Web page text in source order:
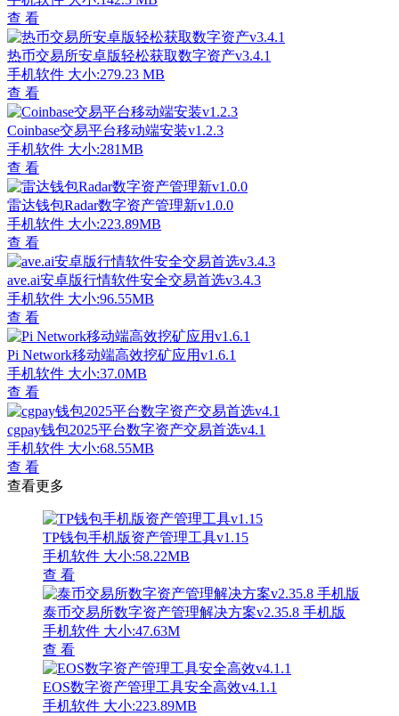
查 看
热币交易所安卓版轻松获取数字资产v3.4.1
手机软件 大小:279.23 MB
查 看
Coinbase交易平台移动端安装v1.2.3
手机软件 大小:281MB
查 看
雷达钱包Radar数字资产管理新v1.0.0
手机软件 大小:223.89MB
查 看
ave.ai安卓版行情软件安全交易首选v3.4.3
手机软件 大小:96.55MB
查 看
Pi Network移动端高效挖矿应用v1.6.1
手机软件 大小:37.0MB
查 看
cgpay钱包2025平台数字资产交易首选v4.1
手机软件 大小:68.55MB
查 看
查看更多
TP钱包手机版资产管理工具v1.15
手机软件 大小:58.22MB
查 看
泰币交易所数字资产管理解决方案v2.35.8 手机版
手机软件 大小:47.63M
查 看
EOS数字资产管理工具安全高效v4.1.1
手机软件 大小:223.89MB